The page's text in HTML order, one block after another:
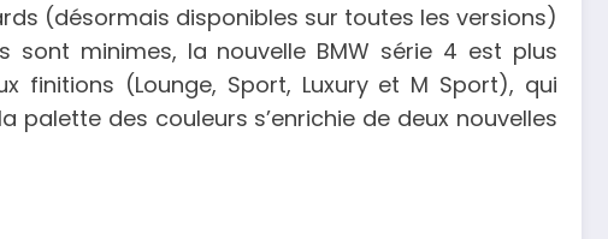
(désormais disponibles sur toutes les versions)
minimes, la nouvelle BMW série 4 est plus
finitions (Lounge, Sport, Luxury et M Sport), qui
palette des couleurs s’enrichie de deux nouvelles